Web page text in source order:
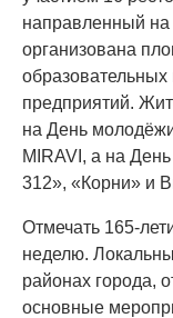
направленный на
организована
образовательных
предприятий.
на День
MIRAVI, а на
312», «Корни» и
Отмечать 165-
неделю.
районах города,
основные